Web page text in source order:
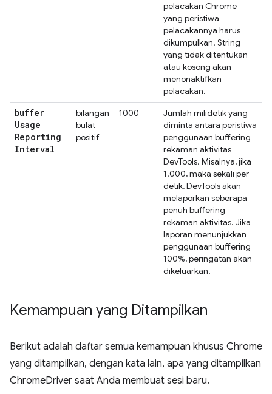
pelacakan Chrome
yang peristiwa
pelacakannya harus
dikumpulkan. String
yang tidak ditentukan
atau kosong akan
menonaktifkan
pelacakan.
buffer
Usage
Reporting
Interval
bilangan
bulat
positif
1000
Jumlah milidetik yang
diminta antara peristiwa
penggunaan buffering
rekaman aktivitas
DevTools. Misalnya, jika
1.000, maka sekali per
detik, DevTools akan
melaporkan seberapa
penuh buffering
rekaman aktivitas. Jika
laporan menunjukkan
penggunaan buffering
100%, peringatan akan
dikeluarkan.
Kemampuan yang Ditampilkan
Berikut adalah daftar semua kemampuan khusus Chrome
yang ditampilkan, dengan kata lain, apa yang ditampilkan
ChromeDriver saat Anda membuat sesi baru.